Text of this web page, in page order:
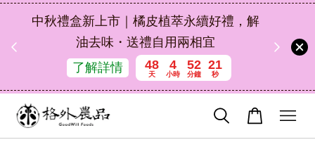
中秋禮盒新上市｜橘皮植萃永續好禮，解
油去味・送禮自用兩相宜
了解詳情
48
天
4
小時
52
分鐘
21
秒